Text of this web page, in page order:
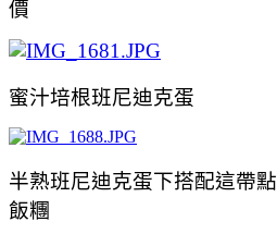
價
蜜汁培根班尼迪克蛋
半熟班尼迪克蛋下搭配這帶
飯糰